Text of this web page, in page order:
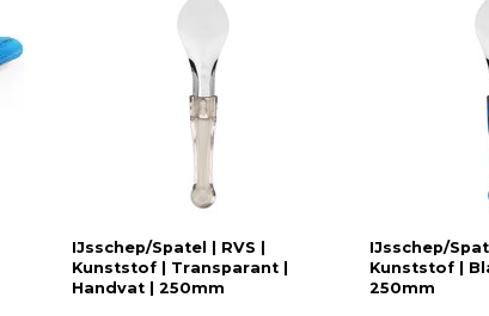
IJsschep/Spatel | RVS |
Kunststof | Transparant |
Handvat | 250mm
IJsschep/
Kunststof |
250mm